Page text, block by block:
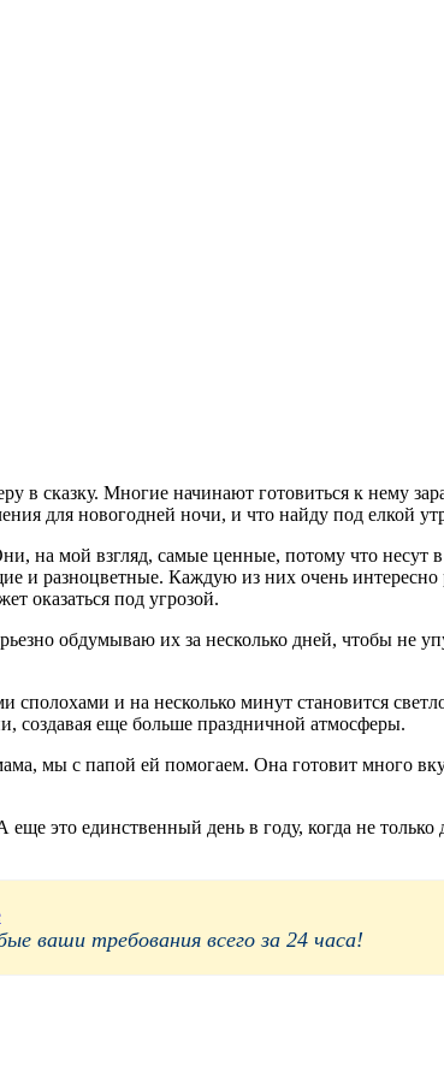
в сказку. Многие начинают готовиться к нему
для новогодней ночи, и что найду под елкой
на мой взгляд, самые ценные, потому что несут
и разноцветные. Каждую из них очень интересно
оказаться под угрозой.
обдумываю их за несколько дней, чтобы не
и на несколько минут становится
создавая еще больше праздничной атмосферы.
мы с папой ей помогаем. Она готовит много
это единственный день в году, когда не только
ваши требования всего за 24 часа!